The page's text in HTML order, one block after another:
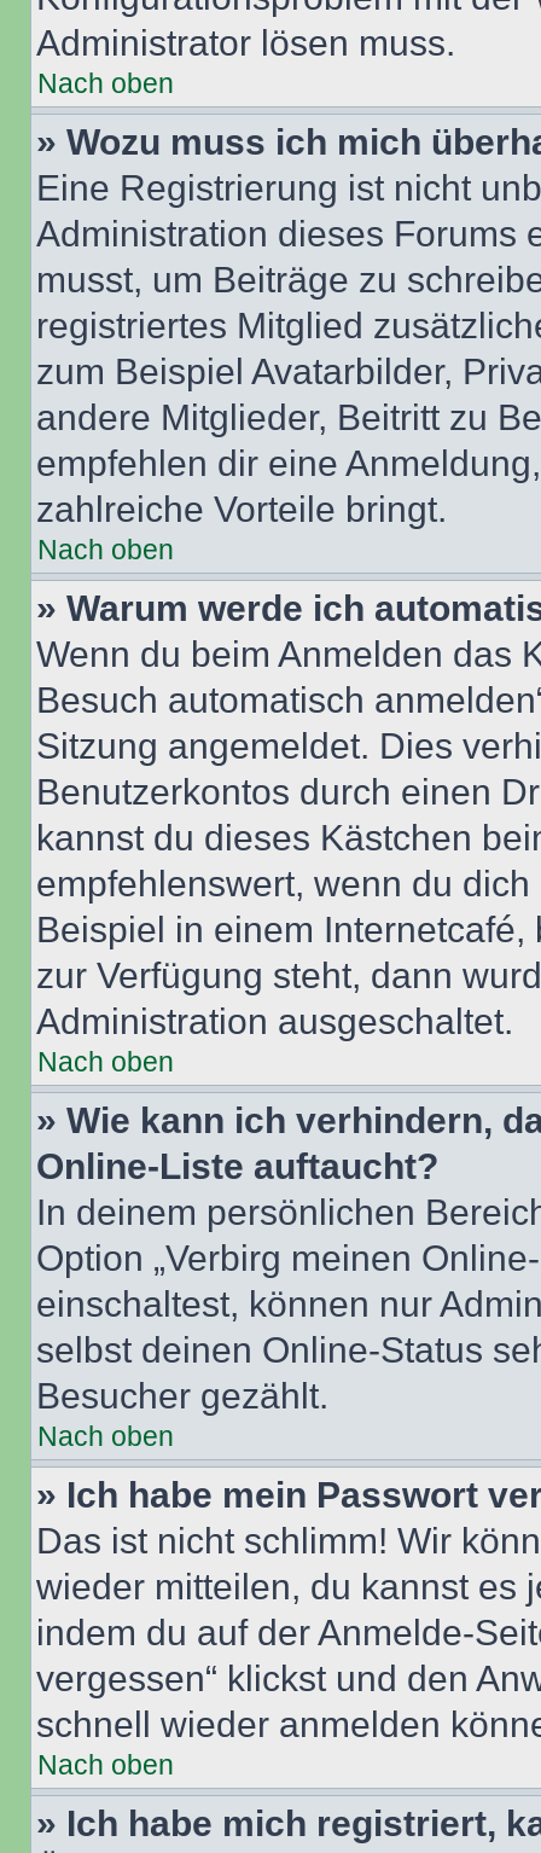
Administrator lösen muss.
Nach oben
» Wozu muss ich mich
Eine Registrierung ist nicht
Administration dieses Forums
musst, um Beiträge zu
registriertes Mitglied
zum Beispiel Avatarbilder,
andere Mitglieder, Beitritt zu
empfehlen dir eine
zahlreiche Vorteile bringt.
Nach oben
» Warum werde ich
Wenn du beim Anmelden das
Besuch automatisch
Sitzung angemeldet. Dies
Benutzerkontos durch einen
kannst du dieses Kästchen
empfehlenswert, wenn du
Beispiel in einem
zur Verfügung steht, dann
Administration ausgeschaltet.
Nach oben
» Wie kann ich verhindern,
Online-Liste auftaucht?
In deinem persönlichen
Option „Verbirg meinen
einschaltest, können nur
selbst deinen Online-Status
Besucher gezählt.
Nach oben
» Ich habe mein Passwort
Das ist nicht schlimm! Wir
wieder mitteilen, du kannst es
indem du auf der Anmelde-
vergessen“ klickst und den
schnell wieder anmelden
Nach oben
» Ich habe mich registriert,